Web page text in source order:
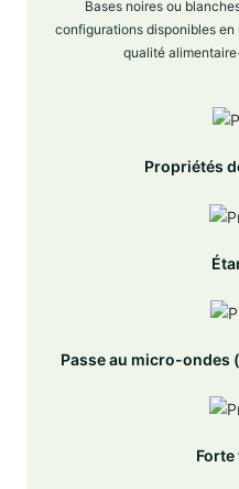
Bases noires ou
configurations disponibles en
qualité
Propriétés
Passe au micro-